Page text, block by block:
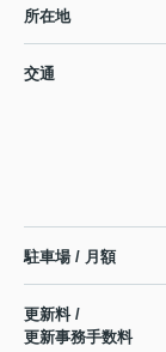
所在地
交通
駐車場 / 月額
更新料 /
更新事務手数料